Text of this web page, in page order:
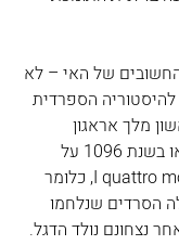
של האי – לא
הספרדית
מלך אראגון
שהמציא את הדגל כדי לחגוג את ניצחון צבאו בשנת 1096 על
ארבעה מלכים ערבים (אי קוואטרו מורי, I quattro mori, כלומר
הסרדים שנלחמו
נצחונם נולד הדגל.